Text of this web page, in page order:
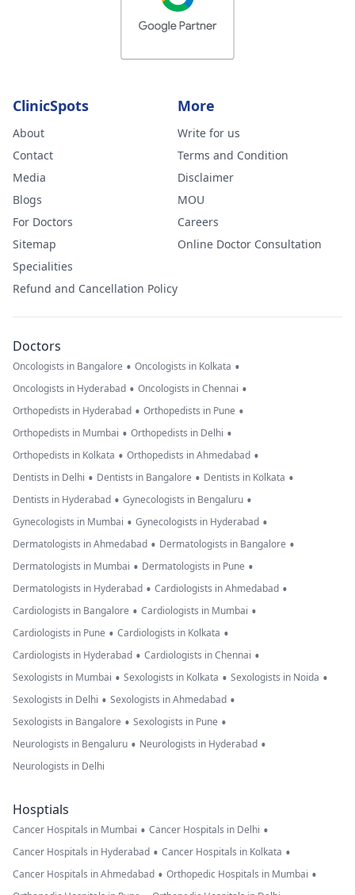
ClinicSpots
About
Contact
Media
Blogs
For Doctors
Sitemap
Specialities
Refund and Cancellation Policy
More
Write for us
Terms and Condition
Disclaimer
MOU
Careers
Online Doctor Consultation
Doctors
Oncologists in Bangalore • Oncologists in Kolkata •
Oncologists in Hyderabad • Oncologists in Chennai •
Orthopedists in Hyderabad • Orthopedists in Pune •
Orthopedists in Mumbai • Orthopedists in Delhi •
Orthopedists in Kolkata • Orthopedists in Ahmedabad •
Dentists in Delhi • Dentists in Bangalore • Dentists in Kolkata •
Dentists in Hyderabad • Gynecologists in Bengaluru •
Gynecologists in Mumbai • Gynecologists in Hyderabad •
Dermatologists in Ahmedabad • Dermatologists in Bangalore •
Dermatologists in Mumbai • Dermatologists in Pune •
Dermatologists in Hyderabad • Cardiologists in Ahmedabad •
Cardiologists in Bangalore • Cardiologists in Mumbai •
Cardiologists in Pune • Cardiologists in Kolkata •
Cardiologists in Hyderabad • Cardiologists in Chennai •
Sexologists in Mumbai • Sexologists in Kolkata • Sexologists in Noida •
Sexologists in Delhi • Sexologists in Ahmedabad •
Sexologists in Bangalore • Sexologists in Pune •
Neurologists in Bengaluru • Neurologists in Hyderabad •
Neurologists in Delhi
Hosptials
Cancer Hospitals in Mumbai • Cancer Hospitals in Delhi •
Cancer Hospitals in Hyderabad • Cancer Hospitals in Kolkata •
Cancer Hospitals in Ahmedabad • Orthopedic Hospitals in Mumbai •